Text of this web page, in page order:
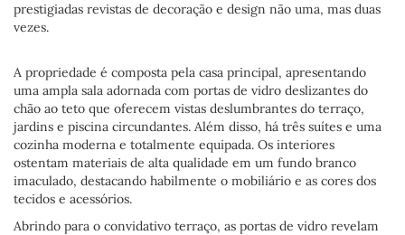
prestigiadas revistas de decoração e design não uma, mas duas
vezes.
A propriedade é composta pela casa principal, apresentando
uma ampla sala adornada com portas de vidro deslizantes do
chão ao teto que oferecem vistas deslumbrantes do terraço,
jardins e piscina circundantes. Além disso, há três suítes e uma
cozinha moderna e totalmente equipada. Os interiores
ostentam materiais de alta qualidade em um fundo branco
imaculado, destacando habilmente o mobiliário e as cores dos
tecidos e acessórios.
Abrindo para o convidativo terraço, as portas de vidro revelam